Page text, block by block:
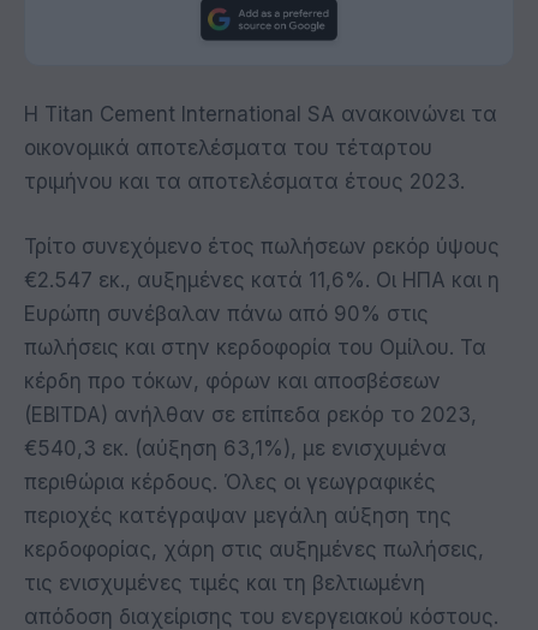
Η Titan Cement International SA ανακοινώνει τα
οικονομικά αποτελέσματα του τέταρτου
τριμήνου και τα αποτελέσματα έτους 2023.
Τρίτο συνεχόμενο έτος πωλήσεων ρεκόρ ύψους
€2.547 εκ., αυξημένες κατά 11,6%. Οι ΗΠΑ και η
Ευρώπη συνέβαλαν πάνω από 90% στις
πωλήσεις και στην κερδοφορία του Ομίλου. Τα
κέρδη προ τόκων, φόρων και αποσβέσεων
(EBITDA) ανήλθαν σε επίπεδα ρεκόρ το 2023,
€540,3 εκ. (αύξηση 63,1%), με ενισχυμένα
περιθώρια κέρδους. Όλες οι γεωγραφικές
περιοχές κατέγραψαν μεγάλη αύξηση της
κερδοφορίας, χάρη στις αυξημένες πωλήσεις,
τις ενισχυμένες τιμές και τη βελτιωμένη
απόδοση διαχείρισης του ενεργειακού κόστους.